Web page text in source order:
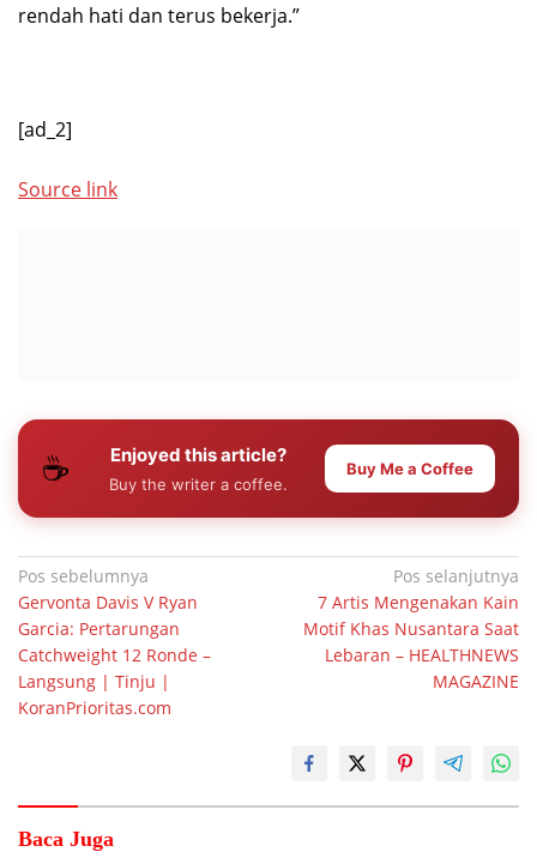
rendah hati dan terus bekerja.”
[ad_2]
Source link
☕ Enjoyed this article?
Buy the writer a coffee.
Buy Me a Coffee
Navigasi
pos
Pos sebelumnya
Gervonta Davis V Ryan
Garcia: Pertarungan
Catchweight 12 Ronde –
Langsung | Tinju |
KoranPrioritas.com
Pos selanjutnya
7 Artis Mengenakan Kain
Motif Khas Nusantara Saat
Lebaran – HEALTHNEWS
MAGAZINE
Baca Juga